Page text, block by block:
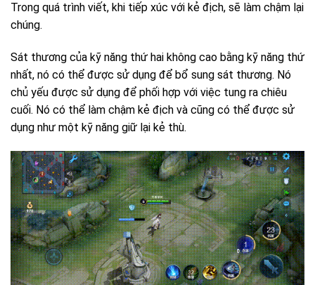
Trong quá trình viết, khi tiếp xúc với kẻ địch, sẽ làm chậm lại
chúng.
Sát thương của kỹ năng thứ hai không cao bằng kỹ năng thứ
nhất, nó có thể được sử dụng để bổ sung sát thương. Nó
chủ yếu được sử dụng để phối hợp với việc tung ra chiêu
cuối. Nó có thể làm chậm kẻ địch và cũng có thể được sử
dụng như một kỹ năng giữ lại kẻ thù.